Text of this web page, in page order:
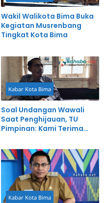
Wakil Walikota Bima Buka
Kegiatan Musrenbang
Tingkat Kota Bima
Kabar Kota Bima
Soal Undangan Wawali
Saat Penghijauan, TU
Pimpinan: Kami Terima
Bukan Undangan
Kabar Kota Bima